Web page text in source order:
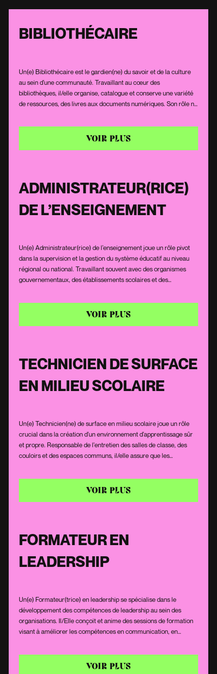
BIBLIOTHÉCAIRE
Un(e) Bibliothécaire est le gardien(ne) du savoir et de la culture
au sein d'une communauté. Travaillant au cœur des
bibliothèques, il/elle organise, catalogue et conserve une variété
de ressources, des livres aux documents numériques. Son rôle ne
soutient les utilisateurs dans leurs recherches, contribuant ainsi à
la diffusion du savoir. Doté(e) d'une passion pour la littérature et
VOIR PLUS
ADMINISTRATEUR(RICE)
DE L’ENSEIGNEMENT
Un(e) Administrateur(rice) de l’enseignement joue un rôle pivot
dans la supervision et la gestion du système éducatif au niveau
régional ou national. Travaillant souvent avec des organismes
gouvernementaux, des établissements scolaires et des
et du suivi des performances des établissements. Son expertise
VOIR PLUS
TECHNICIEN DE SURFACE
EN MILIEU SCOLAIRE
Un(e) Technicien(ne) de surface en milieu scolaire joue un rôle
crucial dans la création d'un environnement d'apprentissage sûr
et propre. Responsable de l'entretien des salles de classe, des
couloirs et des espaces communs, il/elle assure que les
d'une capacité à travailler efficacement, souvent en dehors des
VOIR PLUS
FORMATEUR EN
LEADERSHIP
Un(e) Formateur(trice) en leadership se spécialise dans le
développement des compétences de leadership au sein des
organisations. Il/Elle conçoit et anime des sessions de formation
visant à améliorer les compétences en communication, en
des leaders actuels et futurs. Avec une approche personnalisée
et interactive, il/elle aide les professionnels à renforcer leur
VOIR PLUS